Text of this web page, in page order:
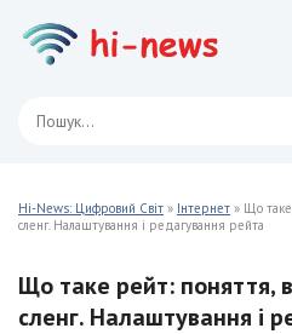
Hi-News: Цифровий Світ » Інтернет » Що таке
сленг. Налаштування і редагування рейта
Що таке рейт: поняття,
сленг. Налаштування і